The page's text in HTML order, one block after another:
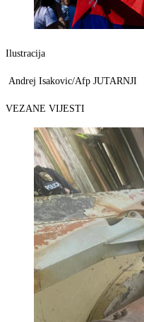
Ilustracija
Andrej Isakovic/Afp JUTARNJI
VEZANE VIJESTI